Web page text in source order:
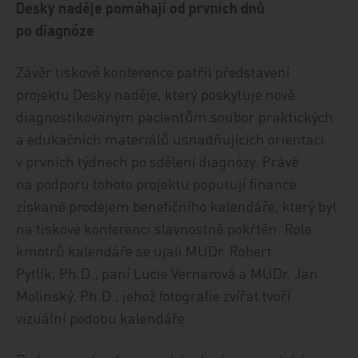
Desky naděje pomáhají od prvních dnů
po diagnóze
Závěr tiskové konference patřil představení
projektu Desky naděje, který poskytuje nově
diagnostikovaným pacientům soubor praktických
a edukačních materiálů usnadňujících orientaci
v prvních týdnech po sdělení diagnózy. Právě
na podporu tohoto projektu poputují finance
získané prodejem benefičního kalendáře, který byl
na tiskové konferenci slavnostně pokřtěn. Role
kmotrů kalendáře se ujali MUDr. Robert
Pytlík, Ph.D., paní Lucie Vernarová a MUDr. Jan
Molinský, Ph.D., jehož fotografie zvířat tvoří
vizuální podobu kalendáře.